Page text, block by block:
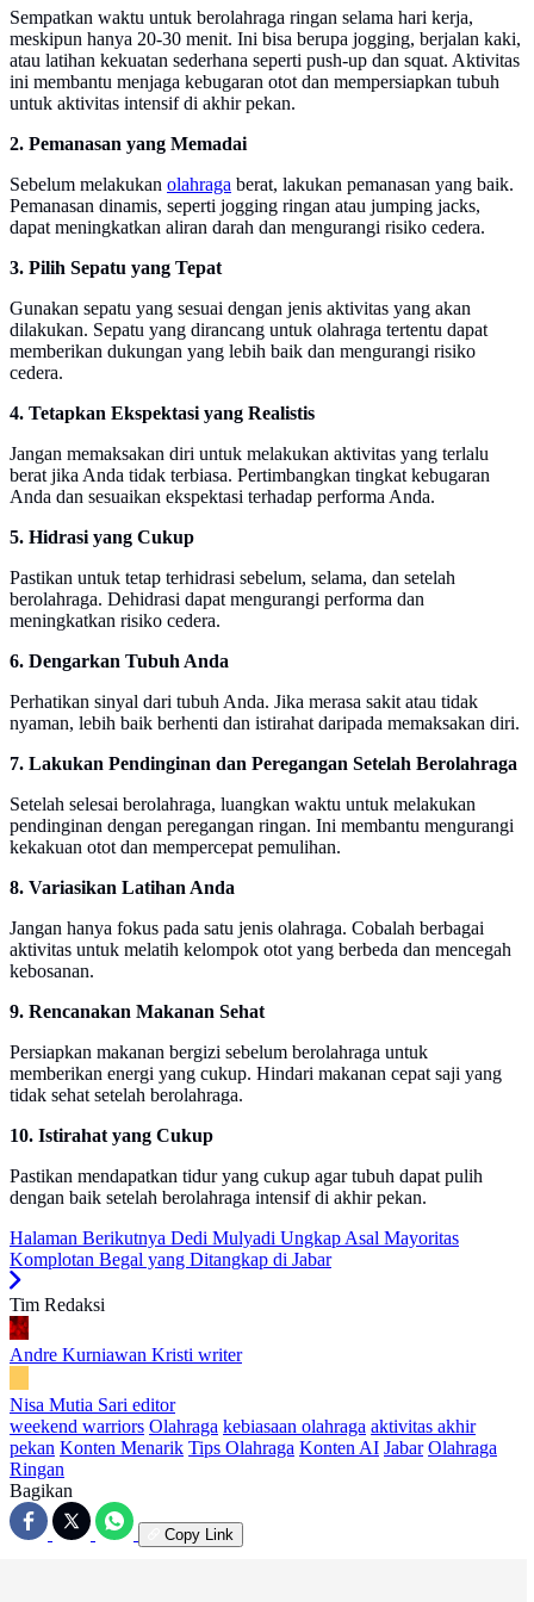
Sempatkan waktu untuk berolahraga ringan selama hari kerja,
meskipun hanya 20-30 menit. Ini bisa berupa jogging, berjalan kaki,
atau latihan kekuatan sederhana seperti push-up dan squat. Aktivitas
ini membantu menjaga kebugaran otot dan mempersiapkan tubuh
untuk aktivitas intensif di akhir pekan.
2. Pemanasan yang Memadai
Sebelum melakukan olahraga berat, lakukan pemanasan yang baik.
Pemanasan dinamis, seperti jogging ringan atau jumping jacks,
dapat meningkatkan aliran darah dan mengurangi risiko cedera.
3. Pilih Sepatu yang Tepat
Gunakan sepatu yang sesuai dengan jenis aktivitas yang akan
dilakukan. Sepatu yang dirancang untuk olahraga tertentu dapat
memberikan dukungan yang lebih baik dan mengurangi risiko
cedera.
4. Tetapkan Ekspektasi yang Realistis
Jangan memaksakan diri untuk melakukan aktivitas yang terlalu
berat jika Anda tidak terbiasa. Pertimbangkan tingkat kebugaran
Anda dan sesuaikan ekspektasi terhadap performa Anda.
5. Hidrasi yang Cukup
Pastikan untuk tetap terhidrasi sebelum, selama, dan setelah
berolahraga. Dehidrasi dapat mengurangi performa dan
meningkatkan risiko cedera.
6. Dengarkan Tubuh Anda
Perhatikan sinyal dari tubuh Anda. Jika merasa sakit atau tidak
nyaman, lebih baik berhenti dan istirahat daripada memaksakan diri.
7. Lakukan Pendinginan dan Peregangan Setelah Berolahraga
Setelah selesai berolahraga, luangkan waktu untuk melakukan
pendinginan dengan peregangan ringan. Ini membantu mengurangi
kekakuan otot dan mempercepat pemulihan.
8. Variasikan Latihan Anda
Jangan hanya fokus pada satu jenis olahraga. Cobalah berbagai
aktivitas untuk melatih kelompok otot yang berbeda dan mencegah
kebosanan.
9. Rencanakan Makanan Sehat
Persiapkan makanan bergizi sebelum berolahraga untuk
memberikan energi yang cukup. Hindari makanan cepat saji yang
tidak sehat setelah berolahraga.
10. Istirahat yang Cukup
Pastikan mendapatkan tidur yang cukup agar tubuh dapat pulih
dengan baik setelah berolahraga intensif di akhir pekan.
Halaman Berikutnya Dedi Mulyadi Ungkap Asal Mayoritas
Komplotan Begal yang Ditangkap di Jabar
Tim Redaksi
Andre Kurniawan Kristi writer
Nisa Mutia Sari editor
weekend warriors Olahraga kebiasaan olahraga aktivitas akhir
pekan Konten Menarik Tips Olahraga Konten AI Jabar Olahraga
Ringan
Bagikan
Copy Link